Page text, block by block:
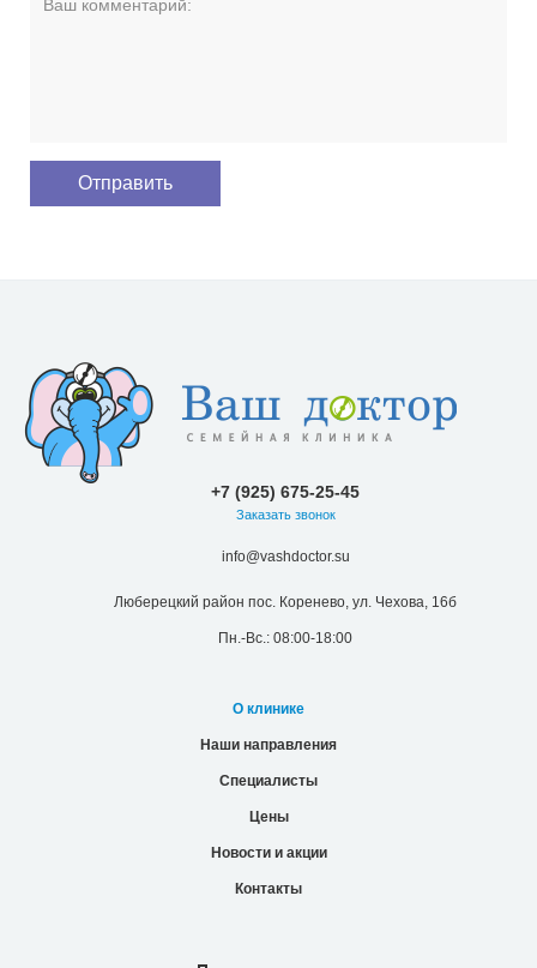
+7 (925) 675-25-45
Заказать звонок
info@vashdoctor.su
Люберецкий район пос. Коренево, ул. Чехова, 16б
Пн.-Вс.: 08:00-18:00
О клинике
Наши направления
Специалисты
Цены
Новости и акции
Контакты